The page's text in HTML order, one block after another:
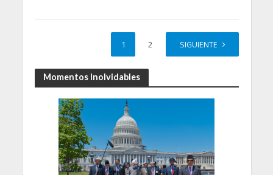
1 2 SIGUIENTE
Momentos Inolvidables